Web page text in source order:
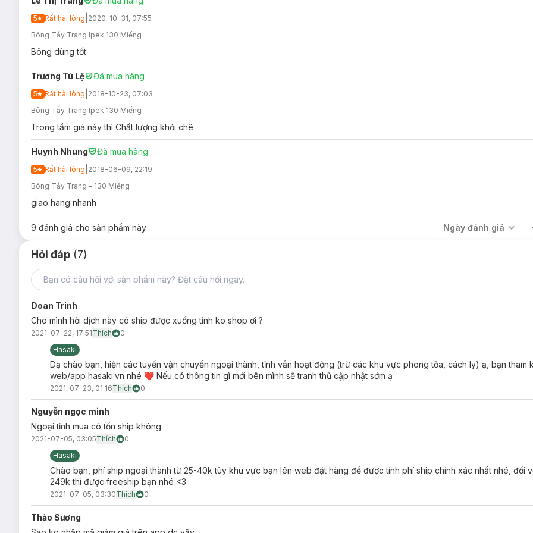
Xuất xứ : Thổ Nhĩ Kỳ
5 Rất hài lòng 2020-10-31, 07:55
Bông Tẩy Trang Ipek 130 Miếng
Bông dùng tốt
Trương Tú Lệ Đã mua hàng
5 Rất hài lòng 2018-10-23, 07:03
Bông Tẩy Trang Ipek 130 Miếng
Trong tầm giá này thì Chất lượng khỏi chê
Huynh Nhung Đã mua hàng
5 Rất hài lòng 2018-06-09, 22:19
Bông Tẩy Trang - 130 Miếng
giao hang nhanh
9 đánh giá cho sản phẩm này Ngày đánh giá
Hỏi đáp (7)
Doan Trinh
Cho mình hỏi dịch này có ship được xuống tỉnh ko shop ơi ?
2021-07-22, 17:51Thích
0
Hasaki
Dạ chào bạn, hiện các tuyến vận chuyển ngoại thành, tỉnh vẫn hoạt động (trừ các khu vực phong tỏa, cách ly) ạ, bạn tham
web/app hasaki.vn nhé ❤ Nếu có thông tin gì mới bên mình sẽ tranh thủ cập nhật sớm ạ
2021-07-23, 01:16Thích 0
Nguyễn ngọc minh
Ngoại tỉnh mua có tốn ship không
2021-07-05, 03:05Thích
0
Hasaki
Chào bạn, phí ship ngoại thành từ 25-40k tùy khu vực bạn lên web đặt hàng để được tính phí ship chính xác nhất nhé, đối
249k thì được freeship bạn nhé <3
2021-07-05, 03:30Thích 0
Thảo Sương